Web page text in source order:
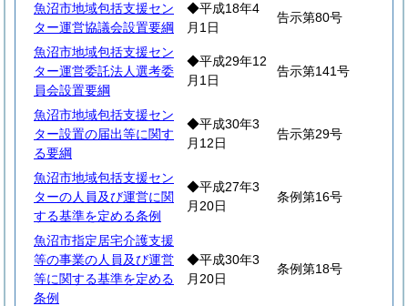
魚沼市地域包括支援セン
ター運営協議会設置要綱
◆平成18年4
月1日
告示第80号
魚沼市地域包括支援セン
ター運営委託法人選考委
員会設置要綱
◆平成29年12
月1日
告示第141号
魚沼市地域包括支援セン
ター設置の届出等に関す
る要綱
◆平成30年3
月12日
告示第29号
魚沼市地域包括支援セン
ターの人員及び運営に関
する基準を定める条例
◆平成27年3
月20日
条例第16号
魚沼市指定居宅介護支援
等の事業の人員及び運営
等に関する基準を定める
条例
◆平成30年3
月20日
条例第18号